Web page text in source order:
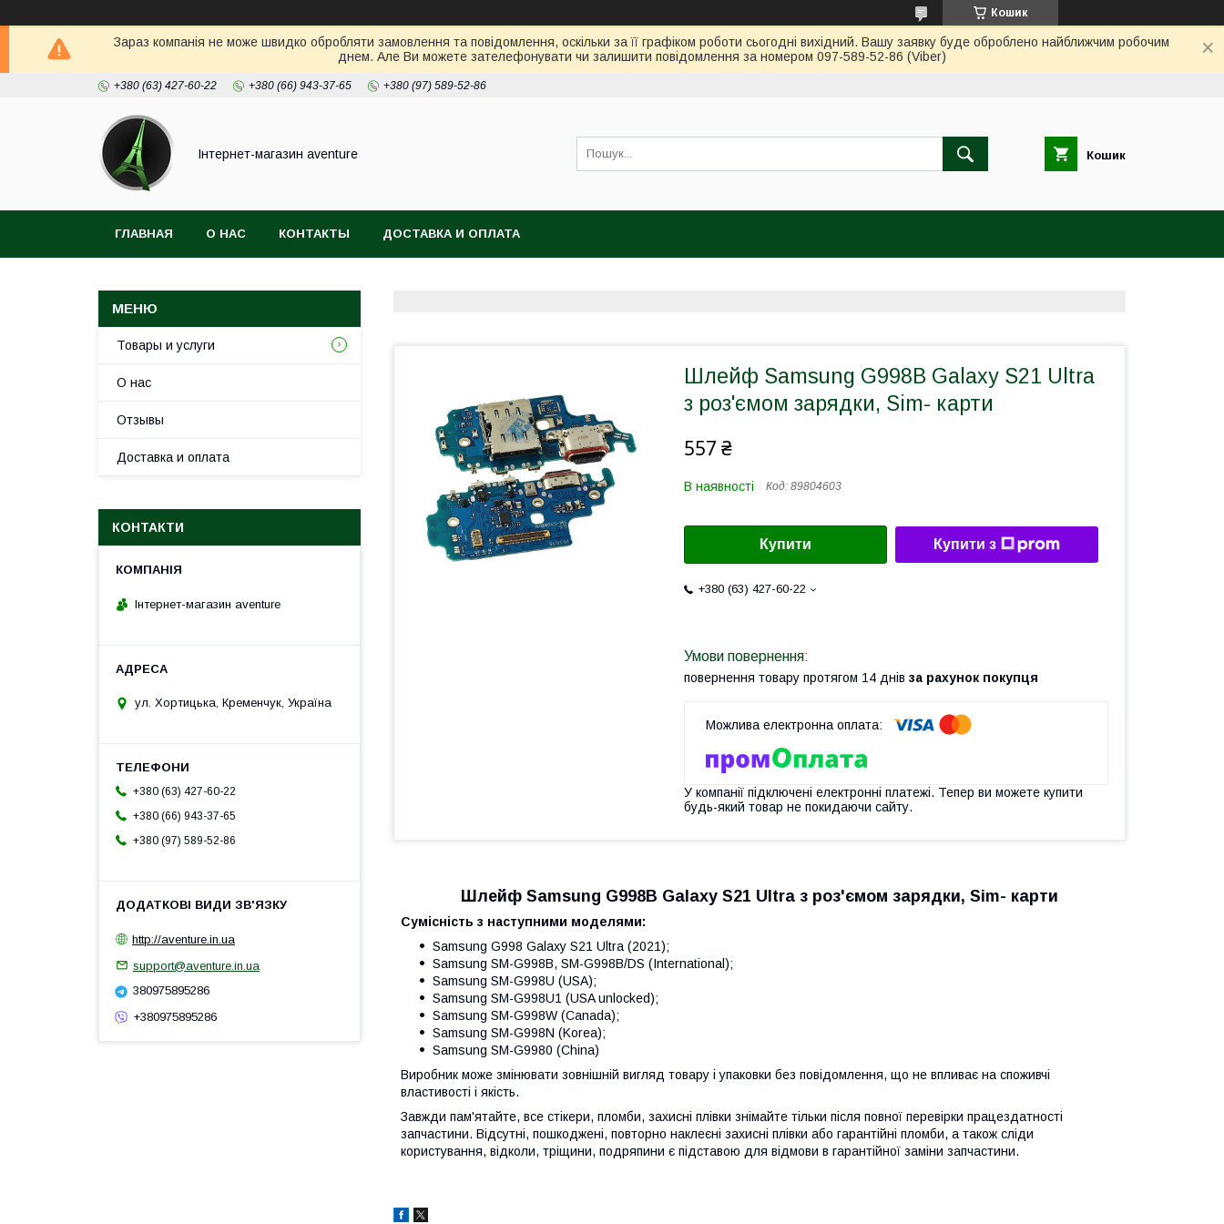
Кошик
Зараз компанія не може швидко обробляти замовлення та повідомлення, оскільки за її графіком роботи сьогодні вихідний. Вашу заявку буде оброблено найближчим робочим
днем. Але Ви можете зателефонувати чи залишити повідомлення за номером 097-589-52-86 (Viber)
+380 (63) 427-60-22 +380 (66) 943-37-65 +380 (97) 589-52-86
Інтернет-магазин aventure Кошик
ГЛАВНАЯ О НАС КОНТАКТЫ ДОСТАВКА И ОПЛАТА
Шлейф Samsung G998B Galaxy S21 Ultra
з роз'ємом зарядки, Sim- карти
557 ₴
В наявності Код: 89804603
Купити Купити з
+380 (63) 427-60-22
повернення товару протягом 14 днів за рахунок покупця
У компанії підключені електронні платежі. Тепер ви можете купити
будь-який товар не покидаючи сайту.
Шлейф Samsung G998B Galaxy S21 Ultra з роз'ємом зарядки, Sim- карти
Сумісність з наступними моделями:
Samsung G998 Galaxy S21 Ultra (2021);
Samsung SM-G998B, SM-G998B/DS (International);
Samsung SM-G998U (USA);
Samsung SM-G998U1 (USA unlocked);
Samsung SM-G998W (Canada);
Samsung SM-G998N (Korea);
Samsung SM-G9980 (China)
Виробник може змінювати зовнішній вигляд товару і упаковки без повідомлення, що не впливає на споживчі
властивості і якість.
Завжди пам'ятайте, все стікери, пломби, захисні плівки знімайте тільки після повної перевірки працездатності
запчастини. Відсутні, пошкоджені, повторно наклеєні захисні плівки або гарантійні пломби, а також сліди
користування, відколи, тріщини, подряпини є підставою для відмови в гарантійної заміни запчастини.
Товары и услуги
О нас
Отзывы
Доставка и оплата
КОНТАКТИ
Інтернет-магазин aventure
ул. Хортицька, Кременчук, Україна
+380 (63) 427-60-22
+380 (66) 943-37-65
+380 (97) 589-52-86
http://aventure.in.ua
support@aventure.in.ua
380975895286
+380975895286